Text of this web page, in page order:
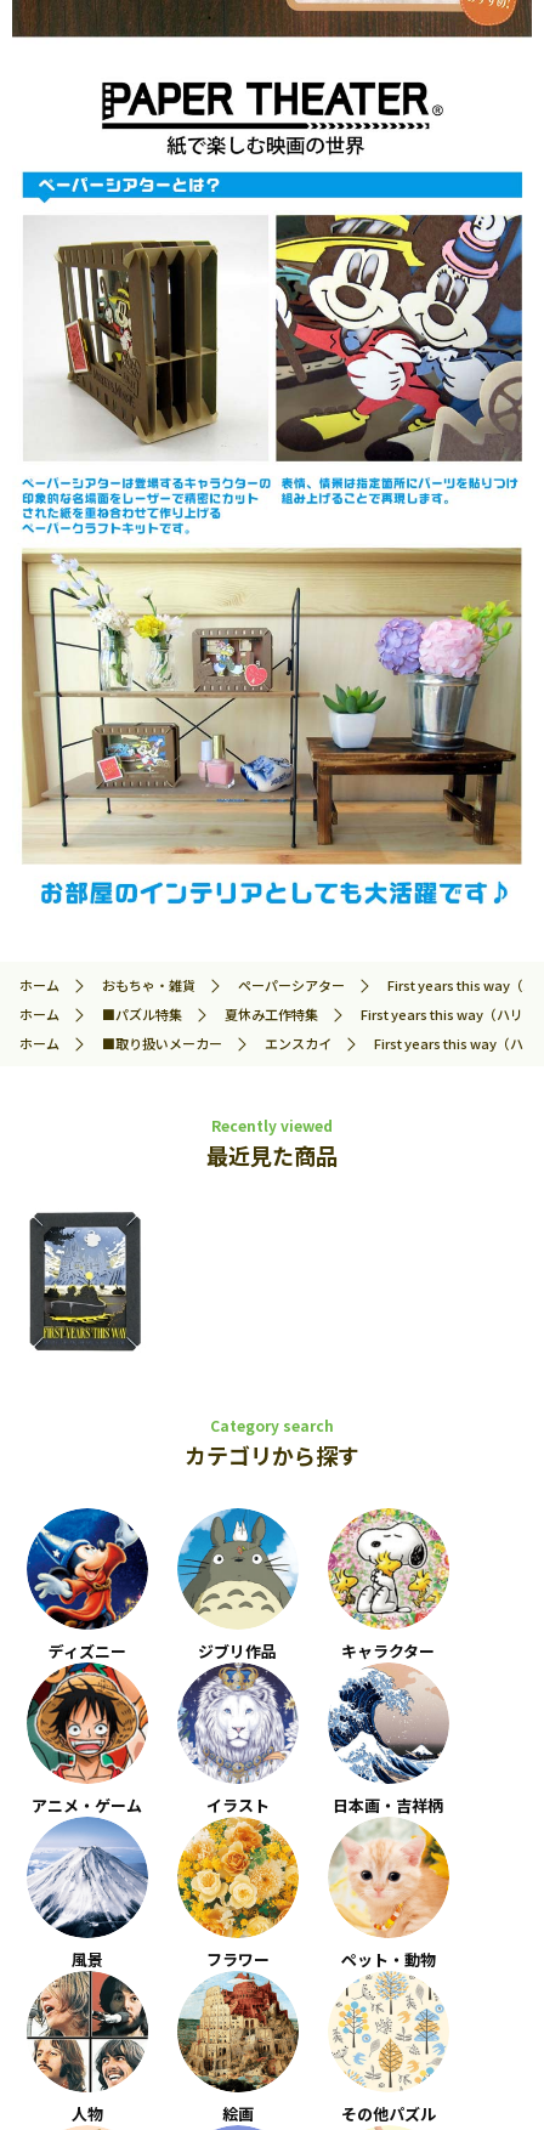
ホーム おもちゃ・雑貨 ペーパーシアター
First years this way（
ホーム
■パズル特集 夏休み工作特集
First years this way（ハリ
ホーム
■取り扱いメーカー エンスカイ First years this way（ハ
Recently viewed
最近見た商品
Category search
カテゴリから探す
ディズニー ジブリ作品 キャラクター
アニメ・ゲーム イラスト 日本画・吉祥柄
風景 フラワー ペット・動物
人物 絵画 その他パズル